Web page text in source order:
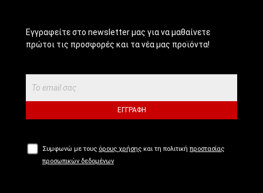
Εγγραφείτε στο newsletter μας για να μαθαίνετε
πρώτοι τις προσφορές και τα νέα μας προϊόντα!
ΕΓΓΡΑΦΉ
Συμφωνώ με τους όρους χρήσης και τη πολιτική προστασίας
προσωπικών δεδομένων